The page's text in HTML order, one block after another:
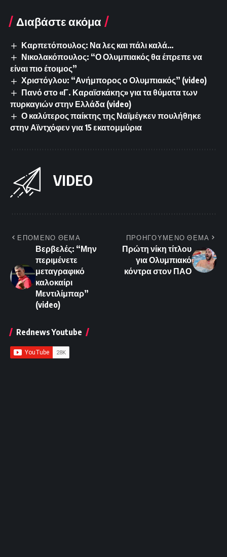
Διαβάστε ακόμα
Καρπετόπουλος: Να λες και πάλι καλά…
Νικολακόπουλος: “Ο Ολυμπιακός θα έπρεπε να
είναι πιο έτοιμος”
Χριστόγλου: “Ανήμπορος ο Ολυμπιακός” (video)
Πανό στο «Γ. Καραϊσκάκης» για τα θύματα των
πυρκαγιών στην Ελλάδα (video)
Ο καλύτερος παίκτης της Ναϊμέγκεν πουλήθηκε
στην Αϊντχόφεν για 15 εκατομμύρια
VIDEO
ΕΠΟΜΕΝΟ ΘΕΜΑ
Βερβελές: “Μην
περιμένετε
μεταγραφικό
καλοκαίρι
Μεντιλίμπαρ”
(video)
ΠΡΟΗΓΟΥΜΕΝΟ ΘΕΜΑ
Πρώτη νίκη τίτλου
για Ολυμπιακό
κόντρα στον ΠΑΟ
Rednews Youtube